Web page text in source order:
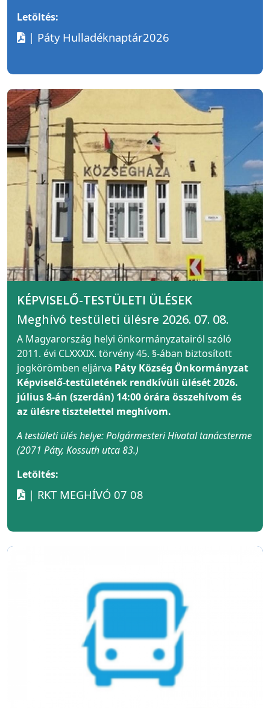
Letöltés:
| Páty Hulladéknaptár2026
KÉPVISELŐ-TESTÜLETI ÜLÉSEK
Meghívó testületi ülésre 2026. 07. 08.
A Magyarország helyi önkormányzatairól szóló
2011. évi CLXXXIX. törvény 45. §-ában biztosított
jogkörömben eljárva Páty Község Önkormányzat
Képviselő-testületének rendkívüli ülését 2026.
július 8-án (szerdán) 14:00 órára összehívom és
az ülésre tisztelettel meghívom.
A testületi ülés helye: Polgármesteri Hivatal tanácsterme
(2071 Páty, Kossuth utca 83.)
Letöltés:
| RKT MEGHÍVÓ 07 08